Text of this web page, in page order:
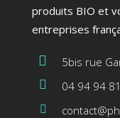
produits BIO et
entreprises
5bis rue
04 94 94